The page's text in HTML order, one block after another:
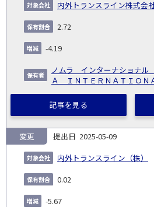
NO.
義
務
発
生
日
提
日
証券
対
内外トランスライン株式会
2.72
-4.19
ノムラ インターナショナル
Ａ ＩＮＴＥＲＮＡＴＩＯＮ
記事を見る
2025-05-09
内外トランスライン（株）
変更
0.02
-5.67